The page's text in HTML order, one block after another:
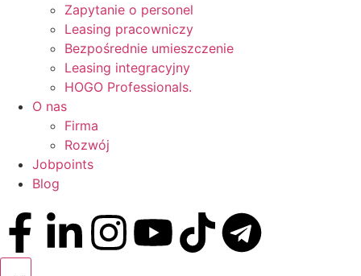
Zapytanie o personel
Leasing pracowniczy
Bezpośrednie umieszczenie
Leasing integracyjny
HOGO Professionals.
O nas
Firma
Rozwój
Jobpoints
Blog